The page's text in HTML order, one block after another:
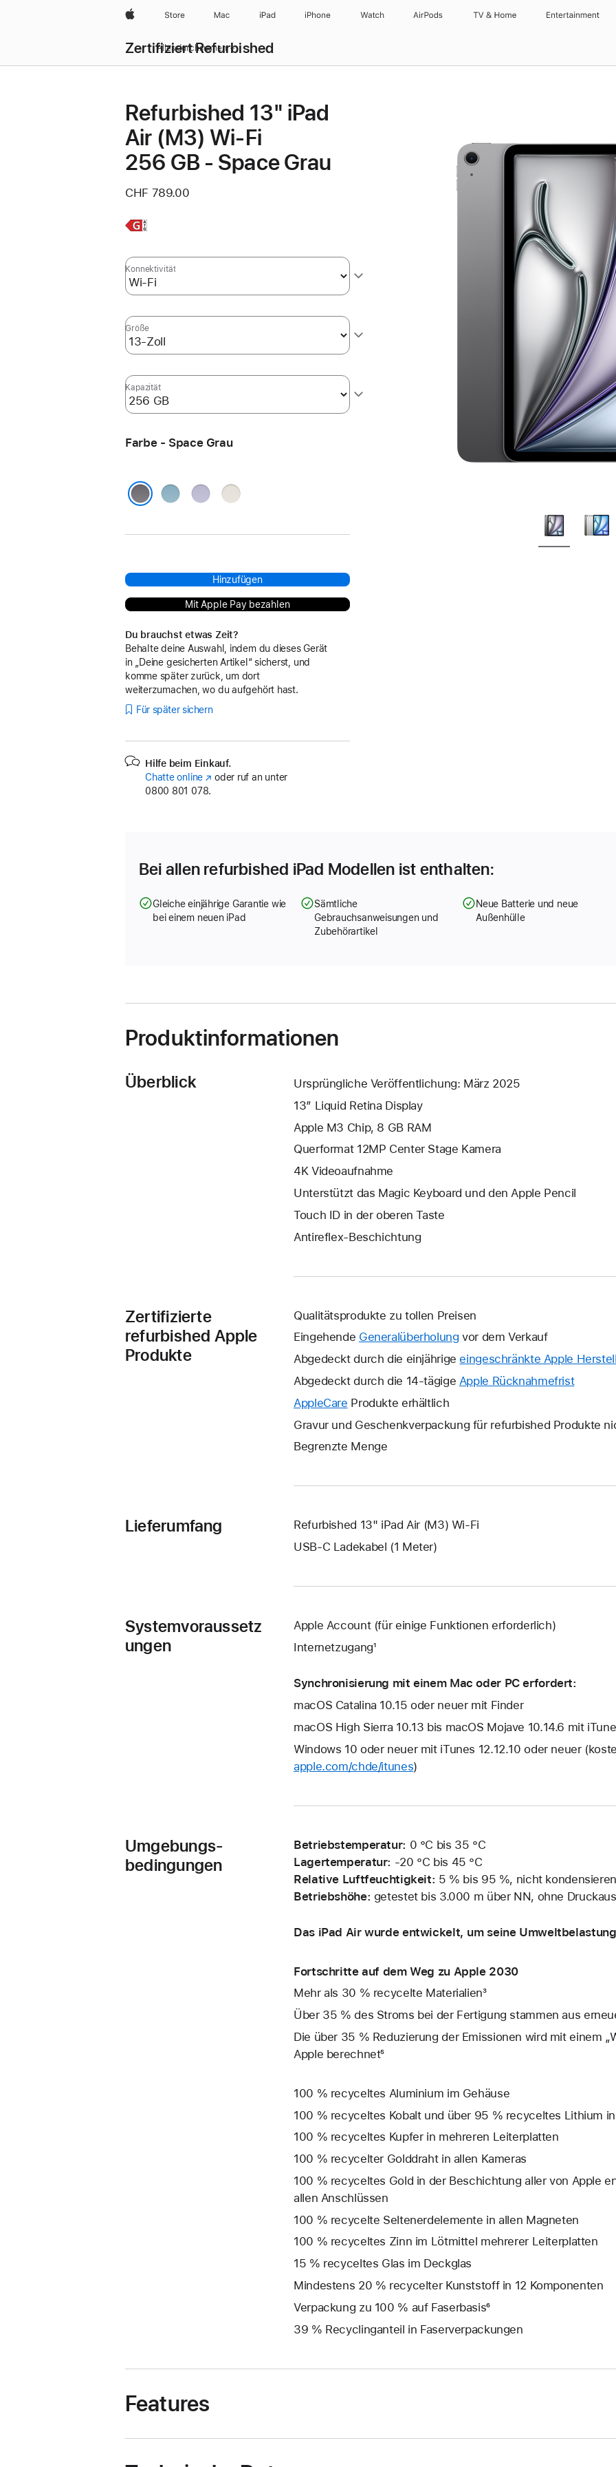
Apple Store Mac iPad iPhone Watch AirPods TV & Home Entertainment
Zertifiziert Refurbished
Alles durchsuchen
Refurbished 13" iPad
Air (M3) Wi‑Fi
256 GB - Space Grau
CHF 789.00
Weitere
Konnektivität
Größe
Kapazität
Farbe - Space Grau
Blau ViolettPolarstern
Hinzufügen
Mit Apple Pay bezahlen
Du brauchst etwas Zeit?
Behalte deine Auswahl, indem du dieses Gerät
in „Deine gesicherten Artikel“ sicherst, und
komme später zurück, um dort
weiterzumachen, wo du aufgehört hast.
Für später sichern
Hilfe beim Einkauf.
Chatte online (Öffnet
ein
oder ruf an unter
0800 801 078.
Bei allen refurbished iPad Modellen ist enthalten:
Gleiche einjährige Garantie wie
bei einem neuen iPad
Sämtliche
Gebrauchsanweisungen und
Zubehörartikel
Neue Batterie und neue
Außenhülle
Produktinformationen
Überblick
Ursprüngliche Veröffentlichung: März 2025
13” Liquid Retina Display
Apple M3 Chip, 8 GB RAM
Querformat 12MP Center Stage Kamera
4K Video­aufnahme
Unterstützt das Magic Keyboard und den Apple Pencil
Touch ID in der oberen Taste
Antireflex-Beschichtung
Zertifizierte
refurbished Apple
Produkte
Qualitätsprodukte zu tollen Preisen
Eingehende Generalüberholung vor dem Verkauf
Abgedeckt durch die einjährige eingeschränkte Apple
Abgedeckt durch die 14-tägige Apple RücknahmefristEin
wird
AppleCare Ein
neues
wird
Produkte erhältlich
Gravur und Geschenkverpackung für refurbished Produkte
Begrenzte Menge
Lieferumfang
Refurbished 13" iPad Air (M3) Wi-Fi
USB‑C Ladekabel (1 Meter)
Systemvoraussetz
ungen
Apple Account (für einige Funktionen erforderlich)
Internetzugang¹
Synchronisierung mit einem Mac oder PC erfordert:
macOS Catalina 10.15 oder neuer mit Finder
macOS High Sierra 10.13 bis macOS Mojave 10.14.6 mit
Windows 10 oder neuer mit iTunes 12.12.10 oder neuer
apple.com/chde/itunes)
Umgebungs-
bedingungen
Betriebstemperatur: 0 °C bis 35 °C
Lagertemperatur: ‑20 °C bis 45 °C
Relative Luftfeuchtigkeit: 5 % bis 95 %, nicht
Betriebshöhe: getestet bis 3.000 m über NN, ohne
Das iPad Air wurde entwickelt, um seine
Fortschritte auf dem Weg zu Apple 2030
Mehr als 30 % recycelte Materialien³
Über 35 % des Stroms bei der Fertigung stammen aus
Die über 35 % Reduzierung der Emissionen wird mit einem
Apple berechnet⁵
100 % recyceltes Aluminium im Gehäuse
100 % recyceltes Kobalt und über 95 % recyceltes Lithium
100 % recyceltes Kupfer in mehreren Leiterplatten
100 % recycelter Golddraht in allen Kameras
100 % recyceltes Gold in der Beschichtung aller von Apple
allen Anschlüssen
100 % recycelte Seltenerd­elemente in allen Magneten
100 % recyceltes Zinn im Lötmittel mehrerer Leiterplatten
15 % recyceltes Glas im Deckglas
Mindestens 20 % recycelter Kunststoff in 12 Komponenten
Verpackung zu 100 % auf Faserbasis⁶
39 % Recyclinganteil in Faserverpackungen
Features